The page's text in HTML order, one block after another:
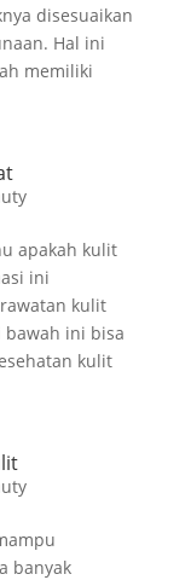
disesuaikan
Hal ini
memiliki
apakah kulit
ini
kulit
ini bisa
kulit
banyak